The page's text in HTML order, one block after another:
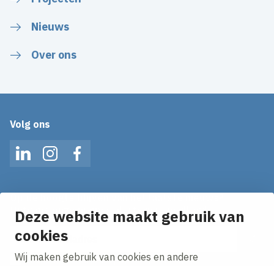
Deze website maakt gebruik van
cookies
Wij maken gebruik van cookies en andere
Nieuws
Over ons
Volg ons
LinkedInInstagramFacebook
Ontvang onze nieuws alerts in je mailbox!
E-mailadres
Ik ga akkoord met hetprivacy statement.